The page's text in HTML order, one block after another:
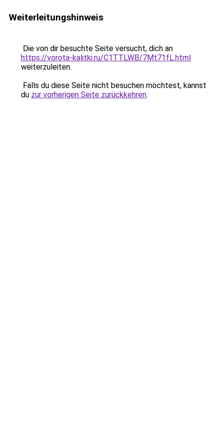
Weiterleitungshinweis
Die von dir besuchte Seite versucht, dich an
https://vorota-kalitki.ru/C1TTLWB/7Mt71fL.html
weiterzuleiten.
Falls du diese Seite nicht besuchen möchtest, kannst
du zur vorherigen Seite zurückkehren.